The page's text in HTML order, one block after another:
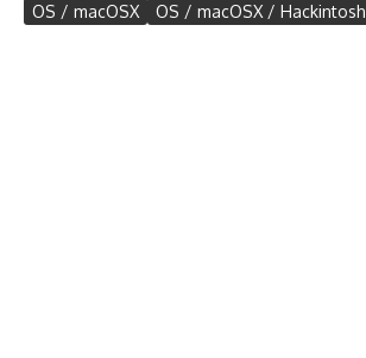
OS / macOSX
OS / macOSX / Hackintosh